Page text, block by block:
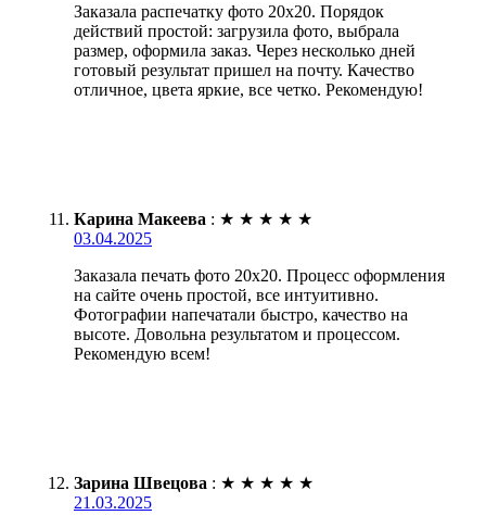
Заказала распечатку фото 20х20. Порядок
действий простой: загрузила фото, выбрала
размер, оформила заказ. Через несколько дней
готовый результат пришел на почту. Качество
отличное, цвета яркие, все четко. Рекомендую!
Карина Макеева : ★ ★ ★ ★ ★
03.04.2025
Заказала печать фото 20х20. Процесс оформления
на сайте очень простой, все интуитивно.
Фотографии напечатали быстро, качество на
высоте. Довольна результатом и процессом.
Рекомендую всем!
Зарина Швецова : ★ ★ ★ ★ ★
21.03.2025